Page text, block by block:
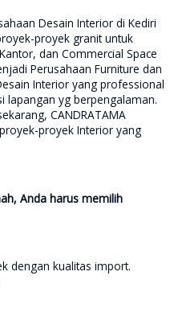
Desain Interior di Kediri
proyek granit untuk
dan Commercial Space
Perusahaan Furniture dan
Interior yang professional
lapangan yg berpengalaman.
CANDRATAMA
proyek Interior yang
Anda harus memilih
dengan kualitas import.